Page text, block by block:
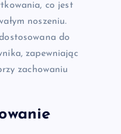
co jest
noszeniu.
do
zapewniając
zachowaniu